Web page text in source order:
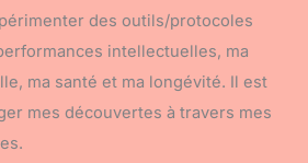
des outils/protocoles
intellectuelles, ma
ma santé et ma longévité. Il est
mes découvertes à travers mes